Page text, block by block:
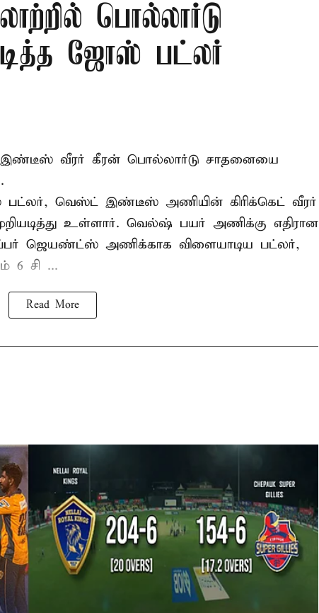
பொல்லார்டு
ஜோஸ் பட்லர்
இண்டீஸ் வீரர் கீரன் பொல்லார்டு சாதனையை
வெஸ்ட் இண்டீஸ் அணியின் கிரிக்கெட் வீரர்
உள்ளார். வெல்ஷ் பயர் அணிக்கு எதிரான
ஜெயண்ட்ஸ் அணிக்காக விளையாடிய பட்லர்,
6 சி ...
Read More